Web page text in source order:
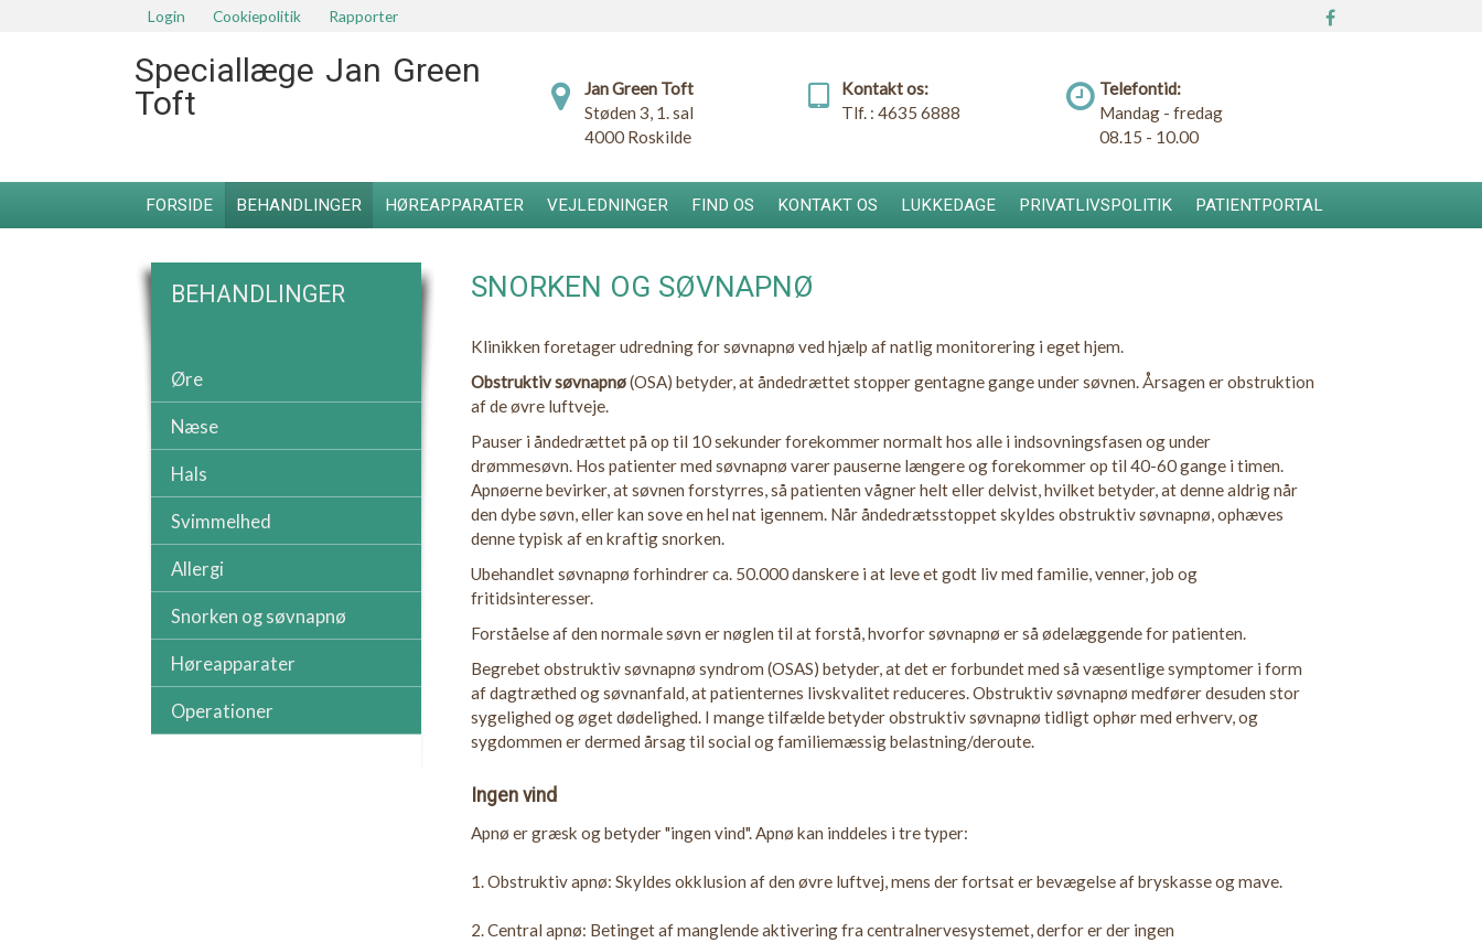
Login Cookiepolitik Rapporter
Speciallæge Jan Green
Toft
Jan Green Toft
Støden 3, 1. sal
4000 Roskilde
Kontakt os:
Tlf. :4635 6888
Telefontid:
Mandag - fredag
08.15 - 10.00
FORSIDE BEHANDLINGER HØREAPPARATER VEJLEDNINGER FIND OS KONTAKT OS LUKKEDAGE PRIVATLIVSPOLITIK PATIENTPORTAL
SNORKEN OG SØVNAPNØ
Klinikken foretager udredning for søvnapnø ved hjælp af natlig monitorering i eget hjem.
Obstruktiv søvnapnø(OSA) betyder, at åndedrættet stopper gentagne gange under søvnen. Årsagen er obstruktion
af de øvre luftveje.
Pauser i åndedrættet på op til 10 sekunder forekommer normalt hos alle i indsovningsfasen og under
drømmesøvn. Hos patienter med søvnapnø varer pauserne længere og forekommer op til 40-60 gange i timen.
Apnøerne bevirker, at søvnen forstyrres, så patienten vågner helt eller delvist, hvilket betyder, at denne aldrig når
den dybe søvn, eller kan sove en hel nat igennem. Når åndedrætsstoppet skyldes obstruktiv søvnapnø, ophæves
denne typisk af en kraftig snorken.
Ubehandlet søvnapnø forhindrer ca. 50.000 danskere i at leve et godt liv med familie, venner, job og
fritidsinteresser.
Forståelse af den normale søvn er nøglen til at forstå, hvorfor søvnapnø er så ødelæggende for patienten.
Begrebet obstruktiv søvnapnø syndrom (OSAS) betyder, at det er forbundet med så væsentlige symptomer i form
af dagtræthed og søvnanfald, at patienternes livskvalitet reduceres. Obstruktiv søvnapnø medfører desuden stor
sygelighed og øget dødelighed. I mange tilfælde betyder obstruktiv søvnapnø tidligt ophør med erhverv, og
sygdommen er dermed årsag til social og familiemæssig belastning/deroute.
Ingen vind
Apnø er græsk og betyder "ingen vind". Apnø kan inddeles i tre typer:
1. Obstruktiv apnø: Skyldes okklusion af den øvre luftvej, mens der fortsat er bevægelse af bryskasse og mave.
2. Central apnø: Betinget af manglende aktivering fra centralnervesystemet, derfor er der ingen
BEHANDLINGER
Øre
Næse
Hals
Svimmelhed
Allergi
Snorken og søvnapnø
Høreapparater
Operationer